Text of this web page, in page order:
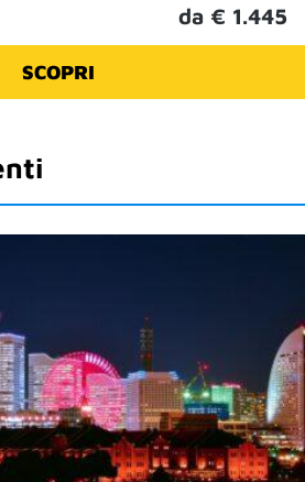
da € 1.445
SCOPRI